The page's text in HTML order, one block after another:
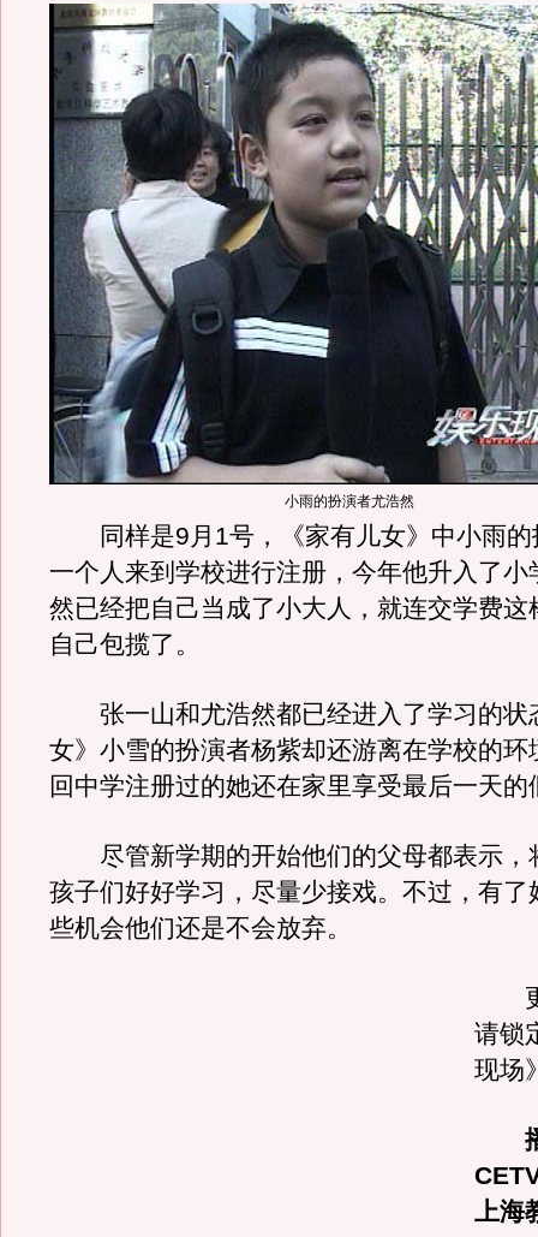
小雨的扮演者尤浩然
同样是9月1号，《家有儿女》中小雨的
一个人来到学校进行注册，今年他升入了小
然已经把自己当成了小大人，就连交学费这
自己包揽了。
张一山和尤浩然都已经进入了学习的状
女》小雪的扮演者杨紫却还游离在学校的环
回中学注册过的她还在家里享受最后一天的
尽管新学期的开始他们的父母都表示，
孩子们好好学习，尽量少接戏。不过，有了
些机会他们还是不会放弃。
更
请锁
现场
上海